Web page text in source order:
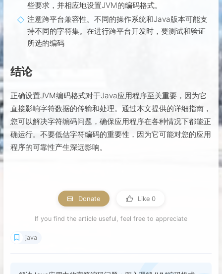
些要求，并相应地设置JVM的编码格式。
注意跨平台兼容性。不同的操作系统和Java版本可能支
持不同的字符集。在进行跨平台开发时，要测试和验证
所选的编码
结论
正确设置JVM编码格式对于Java应用程序至关重要，因为它
直接影响字符数据的传输和处理。通过本文提供的详细指南，
您可以解决字符编码问题，确保应用程序在各种情况下都能正
确运行。不要低估字符编码的重要性，因为它可能对您的应用
程序的可靠性产生深远影响。
Donate Like 0
If you find the article useful, feel free to appreciate
java